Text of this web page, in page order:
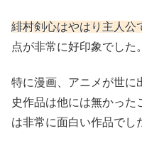
緋村剣心はやはり主人公
点が非常に好印象でした。
特に漫画、アニメが世に
史作品は他には無かった
は非常に面白い作品でし